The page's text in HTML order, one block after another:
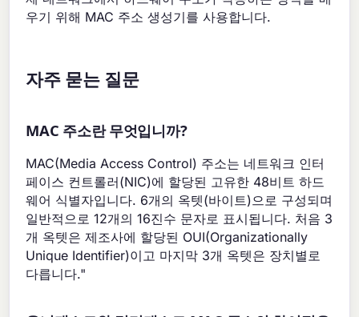
우기 위해 MAC 주소 생성기를 사용합니다.
자주 묻는 질문
MAC 주소란 무엇입니까?
MAC(Media Access Control) 주소는 네트워크 인터
페이스 컨트롤러(NIC)에 할당된 고유한 48비트 하드
웨어 식별자입니다. 6개의 옥텟(바이트)으로 구성되며
일반적으로 12개의 16진수 문자로 표시됩니다. 처음 3
개 옥텟은 제조사에 할당된 OUI(Organizationally
Unique Identifier)이고 마지막 3개 옥텟은 장치별로
다릅니다."